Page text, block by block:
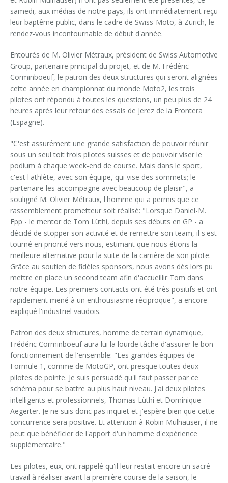
samedi, aux médias de notre pays, ils ont immédiatement reçu
leur baptême public, dans le cadre de Swiss-Moto, à Zürich, le
rendez-vous incontournable de début d'année.
Entourés de M. Olivier Métraux, président de Swiss Automotive
Group, partenaire principal du projet, et de M. Frédéric
Corminboeuf, le patron des deux structures qui seront alignées
cette année en championnat du monde Moto2, les trois
pilotes ont répondu à toutes les questions, un peu plus de 24
heures après leur retour des essais de Jerez de la Frontera
(Espagne).
"C'est assurément une grande satisfaction de pouvoir réunir
sous un seul toit trois pilotes suisses et de pouvoir viser le
podium à chaque week-end de course. Mais dans le sport,
c'est l'athlète, avec son équipe, qui vise des sommets; le
partenaire les accompagne avec beaucoup de plaisir", a
souligné M. Olivier Métraux, l'homme qui a permis que ce
rassemblement prometteur soit réalisé: "Lorsque Daniel-M.
Epp - le mentor de Tom Lüthi, depuis ses débuts en GP - a
décidé de stopper son activité et de remettre son team, il s'est
tourné en priorité vers nous, estimant que nous étions la
meilleure alternative pour la suite de la carrière de son pilote.
Grâce au soutien de fidèles sponsors, nous avons dès lors pu
mettre en place un second team afin d'accueillir Tom dans
notre équipe. Les premiers contacts ont été très positifs et ont
rapidement mené à un enthousiasme réciproque", a encore
expliqué l'industriel vaudois.
Patron des deux structures, homme de terrain dynamique,
Frédéric Corminboeuf aura lui la lourde tâche d'assurer le bon
fonctionnement de l'ensemble: "Les grandes équipes de
Formule 1, comme de MotoGP, ont presque toutes deux
pilotes de pointe. Je suis persuadé qu'il faut passer par ce
schéma pour se battre au plus haut niveau. J'ai deux pilotes
intelligents et professionnels, Thomas Lüthi et Dominique
Aegerter. Je ne suis donc pas inquiet et j'espère bien que cette
concurrence sera positive. Et attention à Robin Mulhauser, il ne
peut que bénéficier de l'apport d'un homme d'expérience
supplémentaire."
Les pilotes, eux, ont rappelé qu'il leur restait encore un sacré
travail à réaliser avant la première course de la saison, le